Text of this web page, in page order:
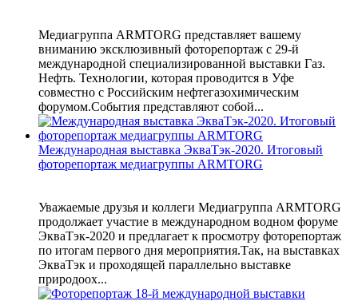
Медиагруппа ARMTORG представляет вашему
вниманию эксклюзивный фоторепортаж с 29-й
международной специализированной выставки Газ.
Нефть. Технологии, которая проводится в Уфе
совместно с Российским нефтегазохимическим
форумом.События представляют собой...
Международная выставка ЭкваТэк-2020. Итоговый
фоторепортаж медиагруппы ARMTORG
Уважаемые друзья и коллеги Медиагруппа ARMTORG
продолжает участие в международном водном форуме
ЭкваТэк-2020 и предлагает к просмотру фоторепортаж
по итогам первого дня мероприятия.Так, на выставках
ЭкваТэк и проходящей параллельно выставке
природоох...